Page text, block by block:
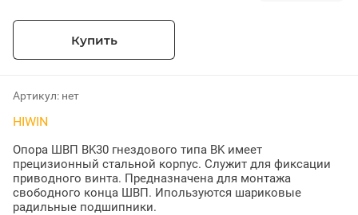
Купить
Артикул: нет
HIWIN
Опора ШВП BK30 гнездового типа BK имеет
прецизионный стальной корпус. Служит для фиксации
приводного винта. Предназначена для монтажа
свободного конца ШВП. Ипользуются шариковые
радильные подшипники.